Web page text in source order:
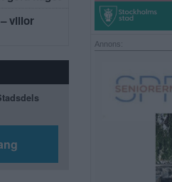
villor
Annons: